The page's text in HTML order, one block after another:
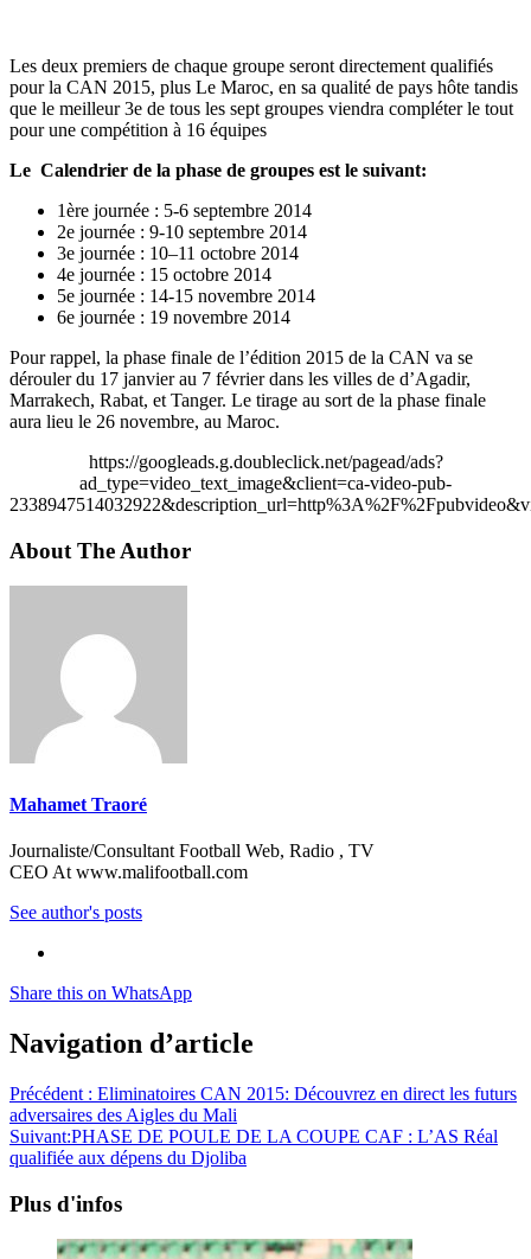
Les deux premiers de chaque groupe seront directement qualifiés
pour la CAN 2015, plus Le Maroc, en sa qualité de pays hôte tandis
que le meilleur 3e de tous les sept groupes viendra compléter le tout
pour une compétition à 16 équipes
Le Calendrier de la phase de groupes est le suivant:
1ère journée : 5-6 septembre 2014
2e journée : 9-10 septembre 2014
3e journée : 10–11 octobre 2014
4e journée : 15 octobre 2014
5e journée : 14-15 novembre 2014
6e journée : 19 novembre 2014
Pour rappel, la phase finale de l’édition 2015 de la CAN va se
dérouler du 17 janvier au 7 février dans les villes de d’Agadir,
Marrakech, Rabat, et Tanger. Le tirage au sort de la phase finale
aura lieu le 26 novembre, au Maroc.
https://googleads.g.doubleclick.net/pagead/ads?
ad_type=video_text_image&client=ca-video-pub-
About The Author
Mahamet Traoré
Journaliste/Consultant Football Web, Radio , TV
CEO At www.malifootball.com
See author's posts
Share this on WhatsApp
Navigation d’article
Précédent : Eliminatoires CAN 2015: Découvrez en direct les futurs
adversaires des Aigles du Mali
Suivant:PHASE DE POULE DE LA COUPE CAF : L’AS Réal
qualifiée aux dépens du Djoliba
Plus d'infos